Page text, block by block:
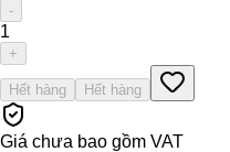
-
1
+
Hết hàng Hết hàng
Giá chưa bao gồm VAT